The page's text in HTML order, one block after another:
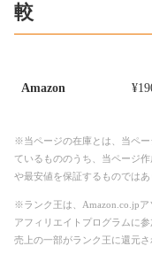
較
Amazon
※当ページの在庫とは、当ペ
ているもののうち、当ページ
や最安値を保証するものではあ
※ランク王は、Amazon.co.jp
アフィリエイトプログラムに
売上の一部がランク王に還元さ